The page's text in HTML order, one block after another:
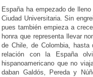
España ha empezado de
Ciudad Universitaria. Sin
pues también empieza a
honra que representa llevar
de Chile, de Colombia, hasta
relación con la España
hispanoamericano que no
daban Galdós, Pereda y